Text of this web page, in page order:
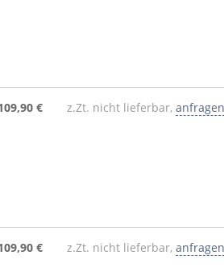
€ z.Zt. nicht lieferbar, anfragen
€ z.Zt. nicht lieferbar, anfragen